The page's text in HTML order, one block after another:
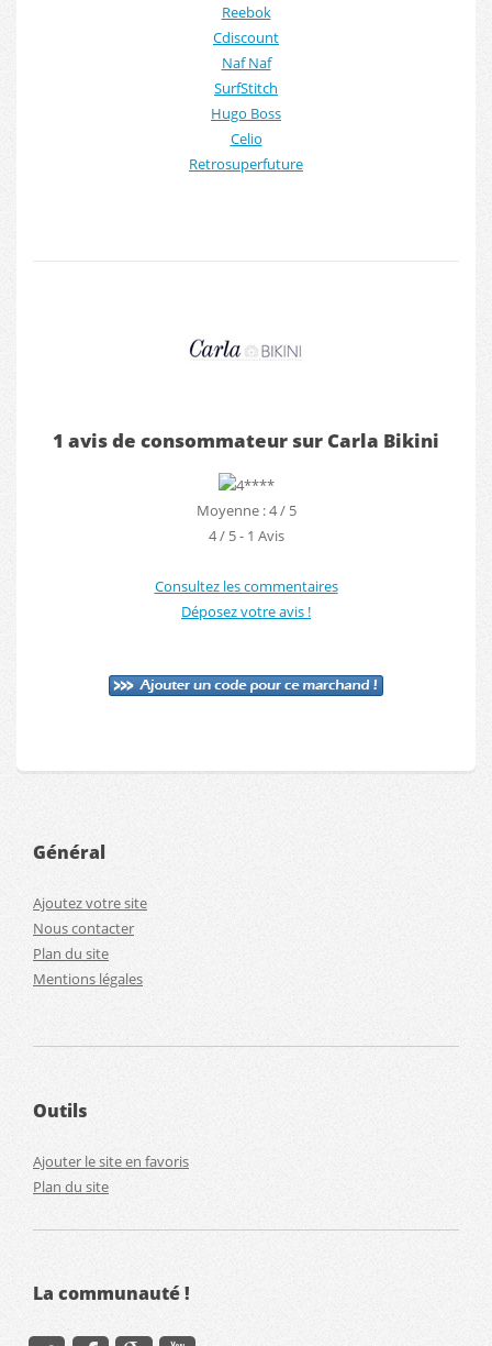
Reebok
Cdiscount
Naf Naf
SurfStitch
Hugo Boss
Celio
Retrosuperfuture
1 avis de consommateur sur Carla Bikini
Moyenne : 4 / 5
4/ 5- 1 Avis
Consultez les commentaires
Déposez votre avis !
Général
Ajoutez votre site
Nous contacter
Plan du site
Mentions légales
Outils
Ajouter le site en favoris
Plan du site
La communauté !